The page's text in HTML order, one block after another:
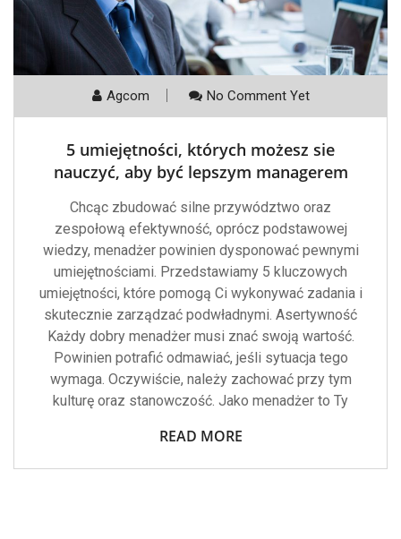
Agcom No Comment Yet
5 umiejętności, których możesz sie
nauczyć, aby być lepszym managerem
Chcąc zbudować silne przywództwo oraz
zespołową efektywność, oprócz podstawowej
wiedzy, menadżer powinien dysponować pewnymi
umiejętnościami. Przedstawiamy 5 kluczowych
umiejętności, które pomogą Ci wykonywać zadania i
skutecznie zarządzać podwładnymi. Asertywność
Każdy dobry menadżer musi znać swoją wartość.
Powinien potrafić odmawiać, jeśli sytuacja tego
wymaga. Oczywiście, należy zachować przy tym
kulturę oraz stanowczość. Jako menadżer to Ty
READ MORE